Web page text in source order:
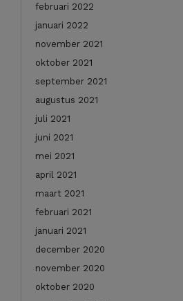
februari 2022
januari 2022
november 2021
oktober 2021
september 2021
augustus 2021
juli 2021
juni 2021
mei 2021
april 2021
maart 2021
februari 2021
januari 2021
december 2020
november 2020
oktober 2020